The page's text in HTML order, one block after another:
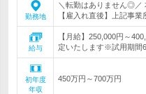
勤務地
＼転勤はありません◎／
【雇入れ直後】上記事業
給与
【月給】250,000円～
定いたします※試用期間
初年度
年収
450万円～700万円